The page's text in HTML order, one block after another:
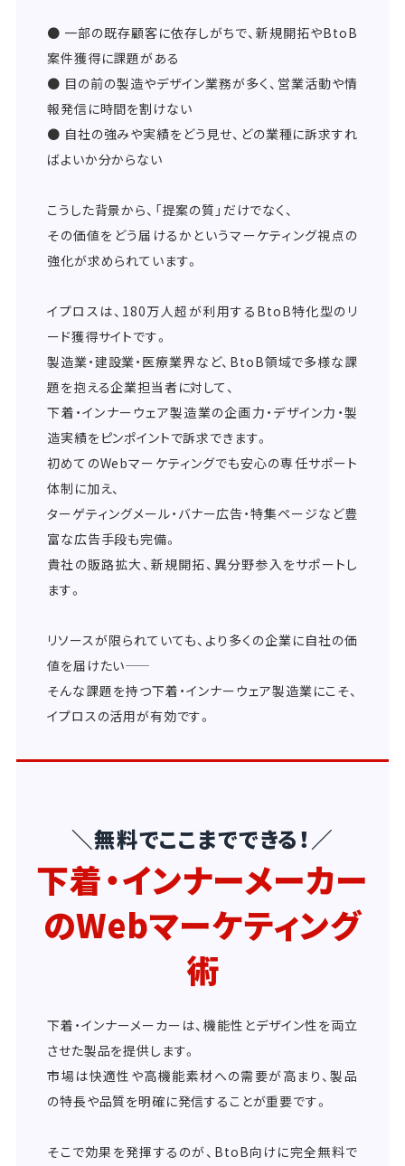
● 一部の既存顧客に依存しがちで、新規開拓やBtoB
案件獲得に課題がある
● 目の前の製造やデザイン業務が多く、営業活動や情
報発信に時間を割けない
● 自社の強みや実績をどう見せ、どの業種に訴求すれ
ばよいか分からない
こうした背景から、「提案の質」だけでなく、
その価値をどう届けるかというマーケティング視点の
強化が求められています。
イプロスは、180万人超が利用するBtoB特化型のリ
ード獲得サイトです。
製造業・建設業・医療業界など、BtoB領域で多様な課
題を抱える企業担当者に対して、
下着・インナーウェア製造業の企画力・デザイン力・製
造実績をピンポイントで訴求できます。
初めてのWebマーケティングでも安心の専任サポート
体制に加え、
ターゲティングメール・バナー広告・特集ページなど豊
富な広告手段も完備。
貴社の販路拡大、新規開拓、異分野参入をサポートし
ます。
リソースが限られていても、より多くの企業に自社の価
値を届けたい――
そんな課題を持つ下着・インナーウェア製造業にこそ、
イプロスの活用が有効です。
＼無料でここまでできる！／
下着・インナーメーカー
のWebマーケティング
術
下着・インナーメーカーは、機能性とデザイン性を両立
させた製品を提供します。
市場は快適性や高機能素材への需要が高まり、製品
の特長や品質を明確に発信することが重要です。
そこで効果を発揮するのが、BtoB向けに完全無料で